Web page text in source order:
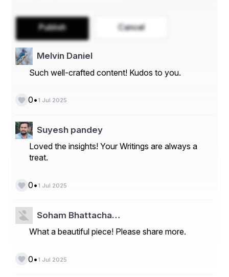
Publish Cancel
Melvin Daniel
Such well-crafted content! Kudos to you.
0• 1 Jul 2025
Suyesh pandey
Loved the insights! Your Writings are always a
treat.
0• 1 Jul 2025
Soham Bhattacha…
What a beautiful piece! Please share more.
0• 1 Jul 2025